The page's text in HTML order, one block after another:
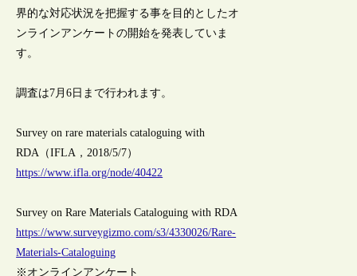
界的な対応状況を把握する事を目的としたオ
ンラインアンケートの開始を発表していま
す。
調査は7月6日まで行われます。
Survey on rare materials cataloguing with
RDA（IFLA，2018/5/7）
https://www.ifla.org/node/40422
Survey on Rare Materials Cataloguing with RDA
https://www.surveygizmo.com/s3/4330026/Rare-
Materials-Cataloguing
※オンラインアンケート